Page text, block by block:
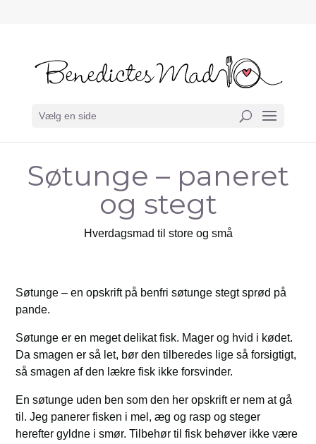
Vælg en side
Søtunge – paneret
og stegt
Hverdagsmad til store og små
Søtunge – en opskrift på benfri søtunge stegt sprød på
pande.
Søtunge er en meget delikat fisk. Mager og hvid i kødet.
Da smagen er så let, bør den tilberedes lige så forsigtigt,
så smagen af den lækre fisk ikke forsvinder.
En søtunge uden ben som den her opskrift er nem at gå
til. Jeg panerer fisken i mel, æg og rasp og steger
herefter gyldne i smør. Tilbehør til fisk behøver ikke være